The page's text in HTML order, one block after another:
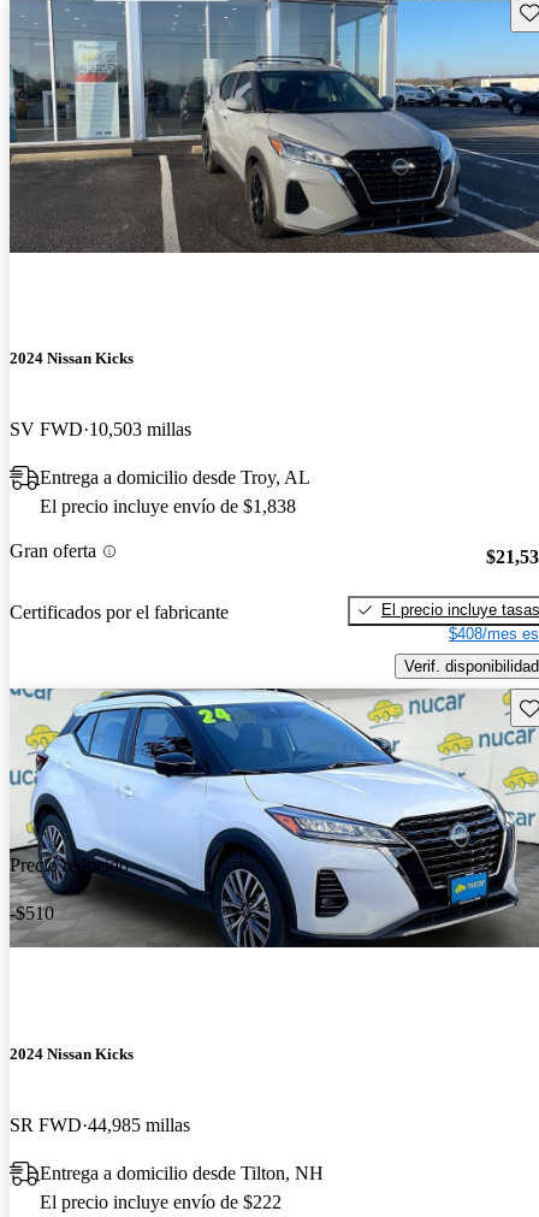
2024 Nissan Kicks
SV FWD 10,503 millas
Entrega a domicilio desde Troy, AL
El precio incluye envío de $1,838
Gran oferta
Certificados por el fabricante
El precio incluye tasas
$408/mes
Verif. disponibilidad
Precio reducido
-$510
2024 Nissan Kicks
SR FWD 44,985 millas
Entrega a domicilio desde Tilton, NH
El precio incluye envío de $222